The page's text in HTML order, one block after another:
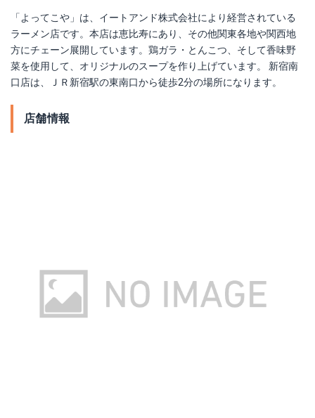
「よってこや」は、イートアンド株式会社により経営されている
ラーメン店です。本店は恵比寿にあり、その他関東各地や関西地
方にチェーン展開しています。鶏ガラ・とんこつ、そして香味野
菜を使用して、オリジナルのスープを作り上げています。 新宿南
口店は、ＪＲ新宿駅の東南口から徒歩2分の場所になります。
店舗情報